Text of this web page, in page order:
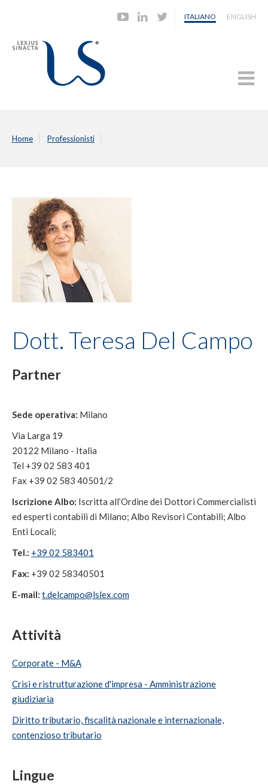
ITALIANO ENGLISH
Home Professionisti
Dott. Teresa Del Campo
Partner
Sede operativa: Milano
Via Larga 19
20122 Milano - Italia
Tel +39 02 583 401
Fax +39 02 583 40501/2
Iscrizione Albo: Iscritta all’Ordine dei Dottori Commercialisti
ed esperti contabili di Milano; Albo Revisori Contabili; Albo
Enti Locali;
Tel.: +39 02 583401
Fax: +39 02 58340501
E-mail: t.delcampo@lslex.com
Attività
Corporate - M&A
Crisi e ristrutturazione d'impresa - Amministrazione
giudiziaria
Diritto tributario, fiscalità nazionale e internazionale,
contenzioso tributario
Lingue